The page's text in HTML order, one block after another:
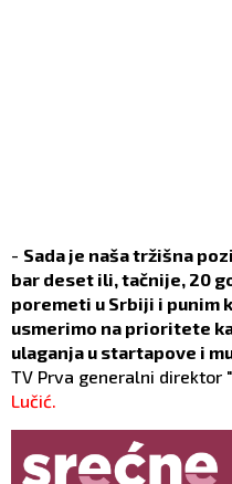
- Sada je naša tržišna
bar deset ili, tačnije, 20
poremeti u Srbiji i punim
usmerimo na prioritete
ulaganja u startapove i
TV Prva generalni direktor
Lučić.